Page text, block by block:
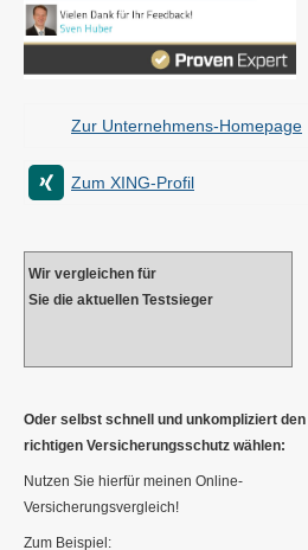
Zur Unternehmens-Homepage
Zum XING-Profil
Wir ver­gleichen für
Sie die aktuellen Testsieger
Oder selbst schnell und unkompliziert den
richtigen Versicherungsschutz wählen:
Nutzen Sie hierfür meinen Online-
Versicherungsvergleich!
Zum Beispiel: